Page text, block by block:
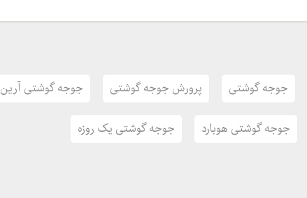
جوجه گوشتی پرورش جوجه گوشتی جوجه گوشتی آرین
جوجه گوشتی هوبارد جوجه گوشتی یک روزه